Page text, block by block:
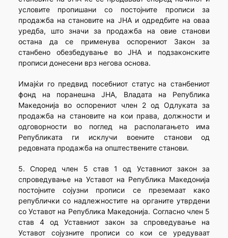
условите пропишани со постојните прописи за
продажба на становите на ЈНА и одредбите на оваа
уредба, што значи за продажба на овие станови
остана да се применува оспорениот Закон за
станбено обезбедување во ЈНА и подзаконските
прописи донесени врз негова основа.
Имајќи го предвид посебниот статус на станбениот
фонд на поранешна ЈНА, Владата на Република
Македонија во оспорениот член 2 од Одлуката за
продажба на становите на кои права, должности и
одговорности во поглед на располагањето има
Републиката ги исклучи воените станови од
редовната продажба на општествените станови.
5. Според член 5 став 1 од Уставниот закон за
спроведување на Уставот на Република Македонија
постојните сојузни прописи се преземаат како
републички со надлежностите на органите утврдени
со Уставот на Република Македонија. Согласно член 5
став 4 од Уставниот закон за спроведување на
Уставот сојузните прописи со кои се уредуваат